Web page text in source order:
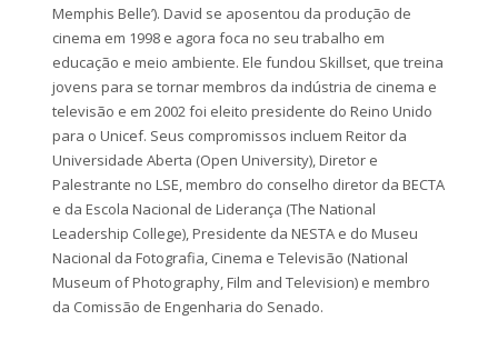
Memphis Belle’). David se aposentou da produção de
cinema em 1998 e agora foca no seu trabalho em
educação e meio ambiente. Ele fundou Skillset, que treina
jovens para se tornar membros da indústria de cinema e
televisão e em 2002 foi eleito presidente do Reino Unido
para o Unicef. Seus compromissos incluem Reitor da
Universidade Aberta (Open University), Diretor e
Palestrante no LSE, membro do conselho diretor da BECTA
e da Escola Nacional de Liderança (The National
Leadership College), Presidente da NESTA e do Museu
Nacional da Fotografia, Cinema e Televisão (National
Museum of Photography, Film and Television) e membro
da Comissão de Engenharia do Senado.